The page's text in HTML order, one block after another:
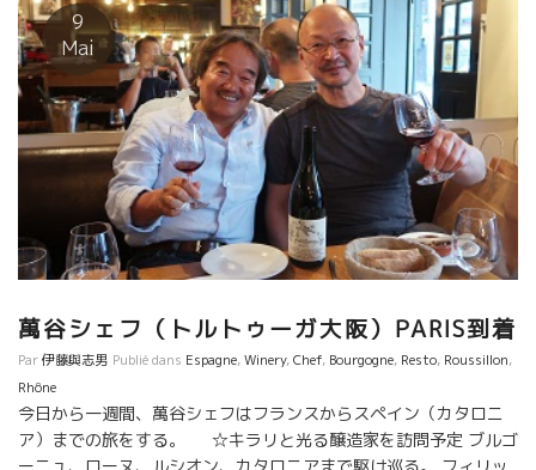
グロールの Vintage2015 を開けた。 イヤー、美味しい！！なん
という液体だ！ J’adore L‘Anglore!! 話しも弾んで、もう少し飲み
たい。 ２本目に、これまたトビッキリ美味しい、ジュラ地方のユ
グ・ベゲの Hughes Beguet のプルサールを開けた。 なんて、美
味しいんだろう！ １０年ぶりにフランスに来た萬谷シェフとホ
ントに楽しいひと時を過ごしました。 明日から久々の萬谷さんと
の道中を楽しむとしよう。
9
Mai
萬谷シェフ（トルトゥーガ大阪）PARIS到着
Par伊藤與志男 Publié dans Espagne,Winery,Chef, Bourgogne, Resto, Roussillon,
Rhône
今日から一週間、萬谷シェフはフランスからスペイン（カタロニ
ア）までの旅をする。 ☆キラリと光る醸造家を訪問予定 ブルゴ